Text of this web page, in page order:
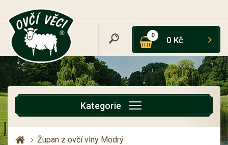
0 0 Kč
Kategorie
Župan z ovčí vlny Modrý